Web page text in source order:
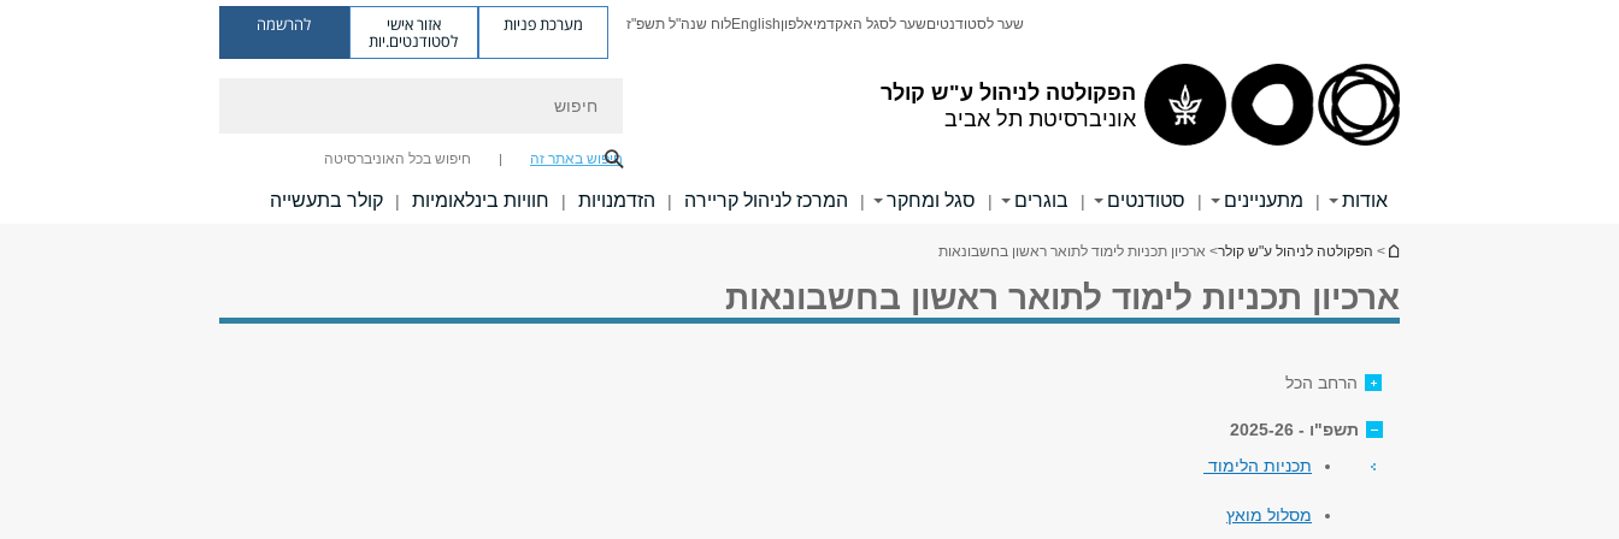
הפקולטה לניהול ע"ש קולר
אוניברסיטת תל אביב
שער לסטודנטיםשער לסגל האקדמיאלפוןEnglishלוח שנה"ל תשפ"ז מערכת פניות אזור אישי
לסטודנטים.יות
להרשמה
חיפוש באתר זה חיפוש בכל האוניברסיטה
אודות | מתעניינים | סטודנטים | בוגרים | סגל ומחקר | המרכז לניהול קריירה | הזדמנויות | חוויות בינלאומיות | קולר בתעשייה
הינך נמצא כאן
> הפקולטה לניהול ע"ש קולר> ארכיון תכניות לימוד לתואר ראשון בחשבונאות
ארכיון תכניות לימוד לתואר ראשון בחשבונאות
הרחב הכל
תשפ"ו - 2025-26
תכניות הלימוד
מסלול מואץ